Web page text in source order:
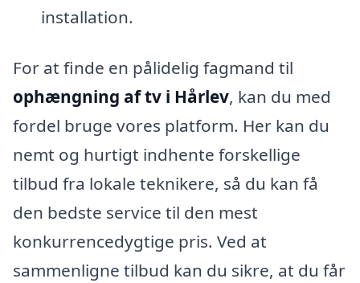
installation.
For at finde en pålidelig fagmand til
ophængning af tv i Hårlev, kan du med
fordel bruge vores platform. Her kan du
nemt og hurtigt indhente forskellige
tilbud fra lokale teknikere, så du kan få
den bedste service til den mest
konkurrencedygtige pris. Ved at
sammenligne tilbud kan du sikre, at du får